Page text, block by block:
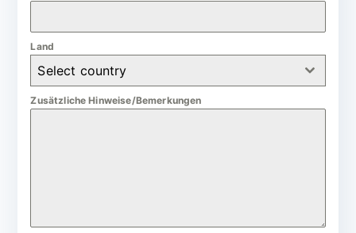
Land
Select country
Zusätzliche Hinweise/Bemerkungen